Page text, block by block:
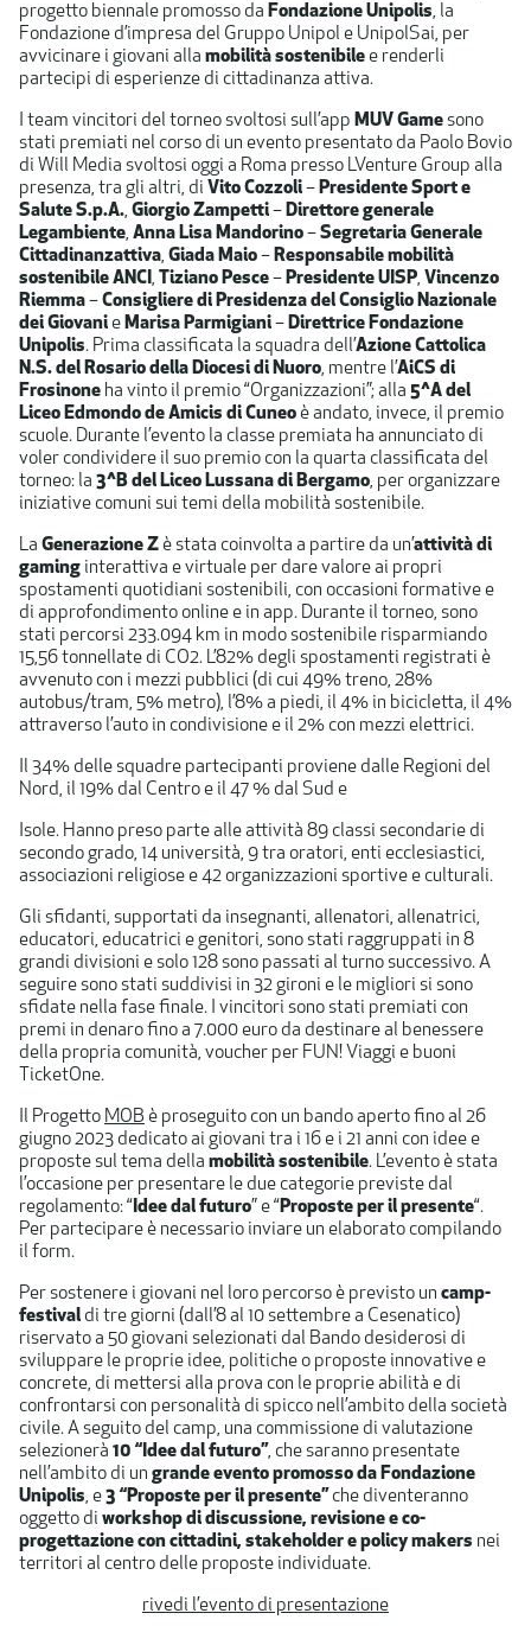
progetto biennale promosso da Fondazione Unipolis, la
Fondazione d’impresa del Gruppo Unipol e UnipolSai, per
avvicinare i giovani alla mobilità sostenibile e renderli
partecipi di esperienze di cittadinanza attiva.
I team vincitori del torneo svoltosi sull’app MUV Gamesono
stati premiati nel corso di un evento presentato da Paolo Bovio
di Will Media svoltosi oggi a Roma presso LVenture Group alla
presenza, tra gli altri, di Vito Cozzoli– Presidente Sport e
Salute S.p.A., Giorgio Zampetti– Direttore generale
Legambiente, Anna Lisa Mandorino–Segretaria Generale
Cittadinanzattiva, Giada Maio– Responsabile mobilità
sostenibile ANCI , Tiziano Pesce– Presidente UISP, Vincenzo
Riemma–Consigliere di Presidenza del Consiglio Nazionale
dei Giovani e Marisa Parmigiani– Direttrice Fondazione
Unipolis. Prima classificata la squadra dell’Azione Cattolica
N.S. del Rosario della Diocesi di Nuoro, mentre l’AiCS di
Frosinone ha vinto il premio “Organizzazioni”; alla 5^A del
Liceo Edmondo de Amicis di Cuneo è andato, invece, il premio
scuole. Durante l’evento la classe premiata ha annunciato di
voler condividere il suo premio con la quarta classificata del
torneo: la 3^B del Liceo Lussana di Bergamo, per organizzare
iniziative comuni sui temi della mobilità sostenibile.
La Generazione Z è stata coinvolta a partire da un’attività di
gaming interattiva e virtuale per dare valore ai propri
spostamenti quotidiani sostenibili, con occasioni formative e
di approfondimento online e in app. Durante il torneo, sono
stati percorsi 233.094 km in modo sostenibile risparmiando
15,56 tonnellate di CO2. L’82% degli spostamenti registrati è
avvenuto con i mezzi pubblici (di cui 49% treno, 28%
autobus/tram, 5% metro), l’8% a piedi, il 4% in bicicletta, il 4%
attraverso l’auto in condivisione e il 2% con mezzi elettrici.
Il 34% delle squadre partecipanti proviene dalle Regioni del
Nord, il 19% dal Centro e il 47 % dal Sud e
Isole. Hanno preso parte alle attività 89 classi secondarie di
secondo grado, 14 università, 9 tra oratori, enti ecclesiastici,
associazioni religiose e 42 organizzazioni sportive e culturali.
Gli sfidanti, supportati da insegnanti, allenatori, allenatrici,
educatori, educatrici e genitori, sono stati raggruppati in 8
grandi divisioni e solo 128 sono passati al turno successivo. A
seguire sono stati suddivisi in 32 gironi e le migliori si sono
sfidate nella fase finale. I vincitori sono stati premiati con
premi in denaro fino a 7.000 euro da destinare al benessere
della propria comunità, voucher per FUN! Viaggi e buoni
TicketOne.
Il Progetto MOB è proseguito con un bando aperto fino al 26
giugno 2023 dedicato ai giovani tra i 16 e i 21 anni con idee e
proposte sul tema della mobilità sostenibile. L’evento è stata
l’occasione per presentare le due categorie previste dal
regolamento: “ Idee dal futuro” e “ Proposte per il presente“.
Per partecipare è necessario inviare un elaborato compilando
il form.
Per sostenere i giovani nel loro percorso è previsto un camp-
festival di tre giorni (dall’8 al 10 settembre a Cesenatico)
riservato a 50 giovani selezionati dal Bando desiderosi di
sviluppare le proprie idee, politiche o proposte innovative e
concrete, di mettersi alla prova con le proprie abilità e di
confrontarsi con personalità di spicco nell’ambito della società
civile. A seguito del camp, una commissione di valutazione
selezionerà 10 “Idee dal futuro”, che saranno presentate
nell’ambito di un grande evento promosso da Fondazione
Unipolis, e3 “Proposte per il presente” che diventeranno
oggetto di workshop di discussione, revisione e co-
progettazione con cittadini, stakeholder e policy makers nei
territori al centro delle proposte individuate.
rivedi l’evento di presentazione